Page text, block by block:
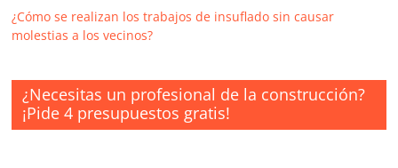
¿Cómo se realizan los trabajos de insuflado sin causar
molestias a los vecinos?
¿Necesitas un profesional de la construcción?
¡Pide 4 presupuestos gratis!